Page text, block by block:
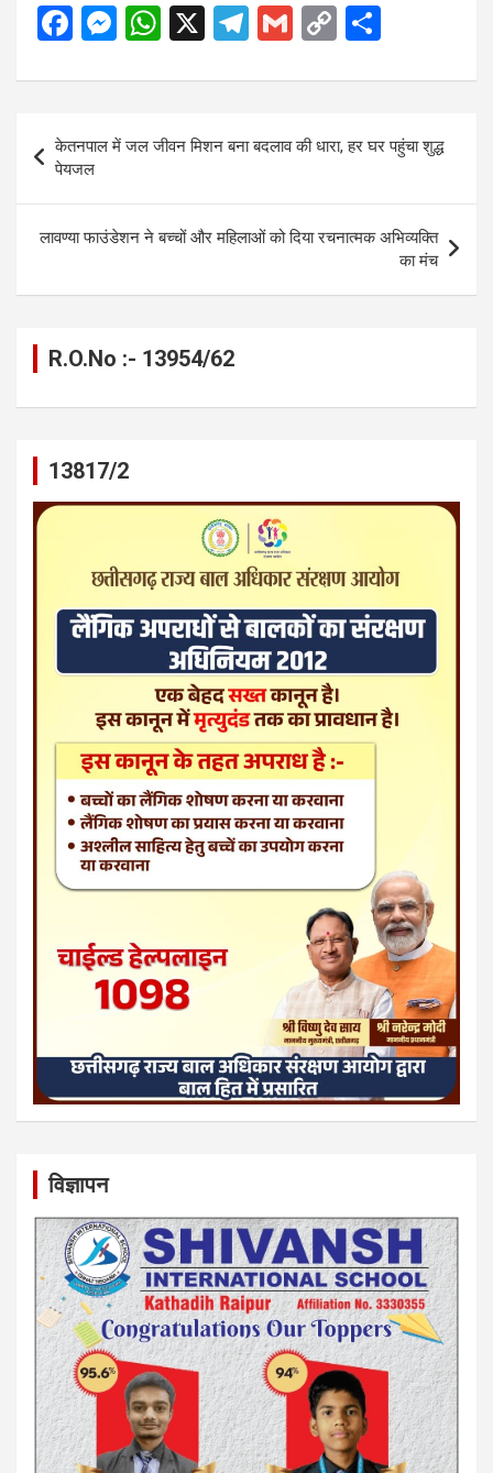
F
ce
o
o
k
M
se
n
g
er
W
at
s
A
p
p
X
T
e
a
m
G
ail
C
py
n
k
ar
Post
navigation
केतनपाल में जल जीवन मिशन बना बदलाव की धारा, हर घर पहुंचा शुद्ध
पेयजल
लावण्या फाउंडेशन ने बच्चों और महिलाओं को दिया रचनात्मक अभिव्यक्ति
का मंच
R.O.No :- 13954/62
13817/2
विज्ञापन